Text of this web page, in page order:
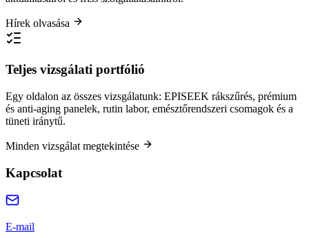
Hírek olvasása
Teljes vizsgálati portfólió
Egy oldalon az összes vizsgálatunk: EPISEEK rákszűrés, prémium
és anti-aging panelek, rutin labor, emésztőrendszeri csomagok és a
tüneti iránytű.
Minden vizsgálat megtekintése
Kapcsolat
E-mail